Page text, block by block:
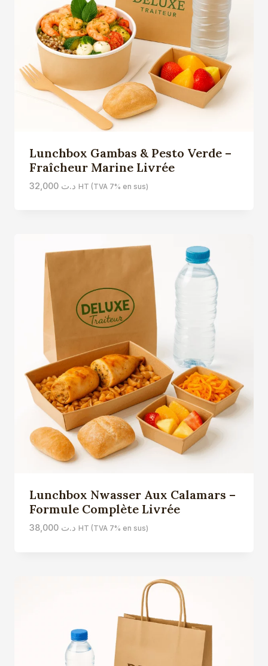
Lunchbox Gambas & Pesto Verde –
Fraîcheur Marine Livrée
د.ت 32,000 HT (TVA 7% en sus)
Lunchbox Nwasser Aux Calamars –
Formule Complète Livrée
د.ت 38,000 HT (TVA 7% en sus)